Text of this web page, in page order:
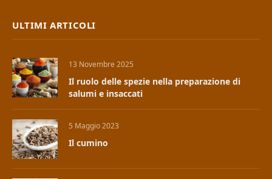
ULTIMI ARTICOLI
13 Novembre 2025
Il ruolo delle spezie nella preparazione di
salumi e insaccati
5 Maggio 2023
Il cumino